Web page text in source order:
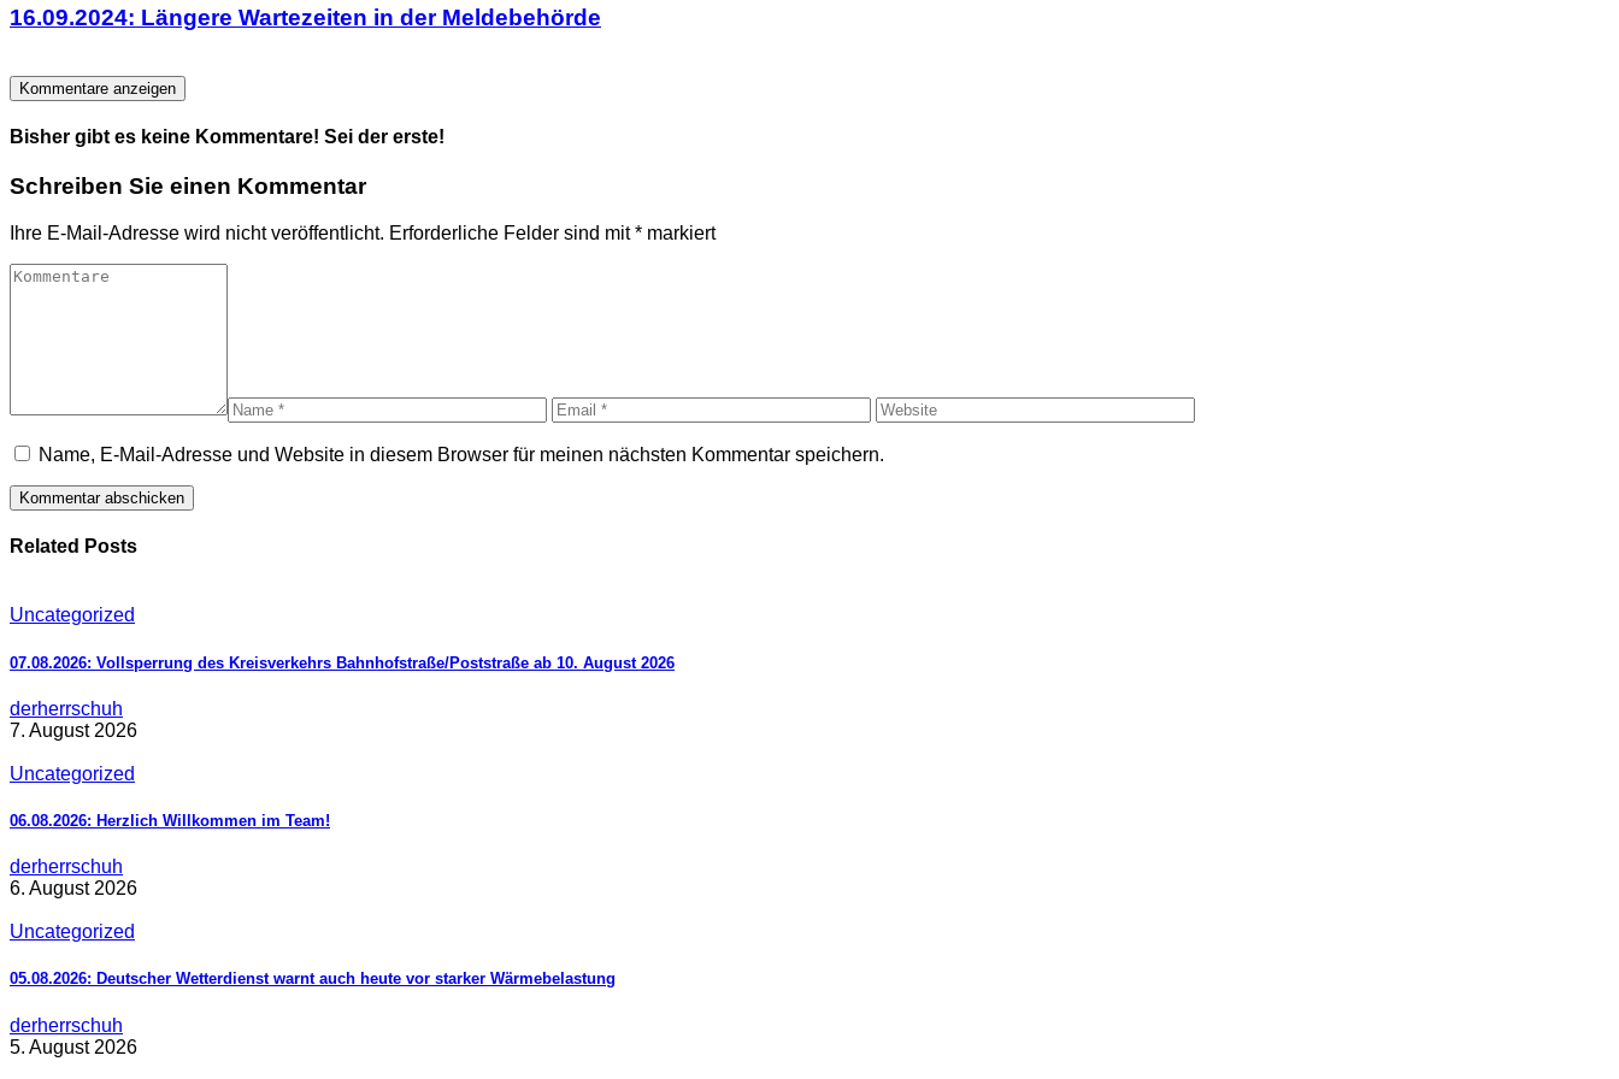
16.09.2024: Längere Wartezeiten in der Meldebehörde
Kommentare anzeigen
Bisher gibt es keine Kommentare! Sei der erste!
Schreiben Sie einen Kommentar
Ihre E-Mail-Adresse wird nicht veröffentlicht. Erforderliche Felder sind mit* markiert
Name, E-Mail-Adresse und Website in diesem Browser für meinen nächsten Kommentar speichern.
Related Posts
Uncategorized
07.08.2026: Vollsperrung des Kreisverkehrs Bahnhofstraße/Poststraße ab 10. August 2026
derherrschuh
7. August 2026
Uncategorized
06.08.2026: Herzlich Willkommen im Team!
derherrschuh
6. August 2026
Uncategorized
05.08.2026: Deutscher Wetterdienst warnt auch heute vor starker Wärmebelastung
derherrschuh
5. August 2026